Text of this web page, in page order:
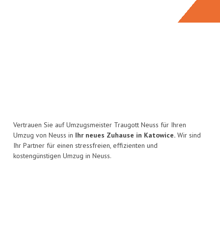
Vertrauen Sie auf Umzugsmeister Traugott Neuss für Ihren
Umzug von Neuss in Ihr neues Zuhause in Katowice. Wir sind
Ihr Partner für einen stressfreien, effizienten und
kostengünstigen Umzug in Neuss.